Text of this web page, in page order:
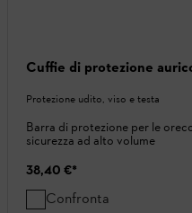
Cuffie di protezione
Protezione udito, viso e testa
Barra di protezione per le
sicurezza ad alto volume
38,40 €*
Confronta